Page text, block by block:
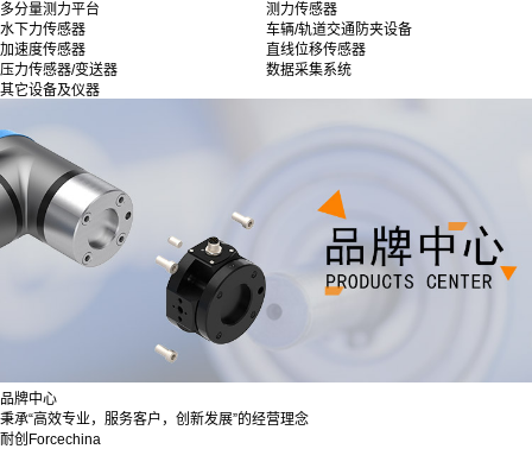
多分量测力平台
测力传感器
水下力传感器
车辆/轨道交通防夹设备
加速度传感器
直线位移传感器
压力传感器/变送器
数据采集系统
其它设备及仪器
品牌中心
秉承“高效专业，服务客户，创新发展”的经营理念
耐创Forcechina